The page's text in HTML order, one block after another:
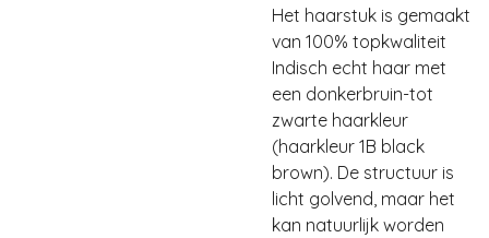
Het haarstuk is gemaakt
van 100% topkwaliteit
Indisch echt haar met
een donkerbruin-tot
zwarte haarkleur
(haarkleur 1B black
brown). De structuur is
licht golvend, maar het
kan natuurlijk worden